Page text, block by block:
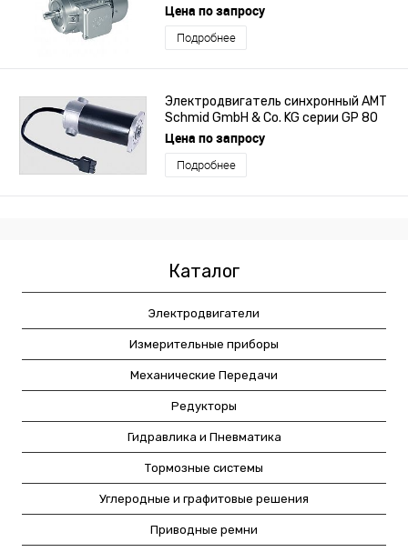
Цена по запросу
Подробнее
Электродвигатель синхронный AMT
Schmid GmbH & Co. KG серии GP 80
Цена по запросу
Подробнее
Каталог
Электродвигатели
Измерительные приборы
Механические Передачи
Редукторы
Гидравлика и Пневматика
Тормозные системы
Углеродные и графитовые решения
Приводные ремни